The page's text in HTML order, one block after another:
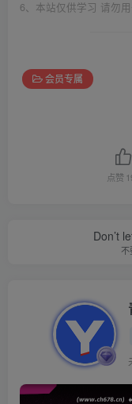
6、本站仅供学习 请勿
会员专属
点赞
Don’t